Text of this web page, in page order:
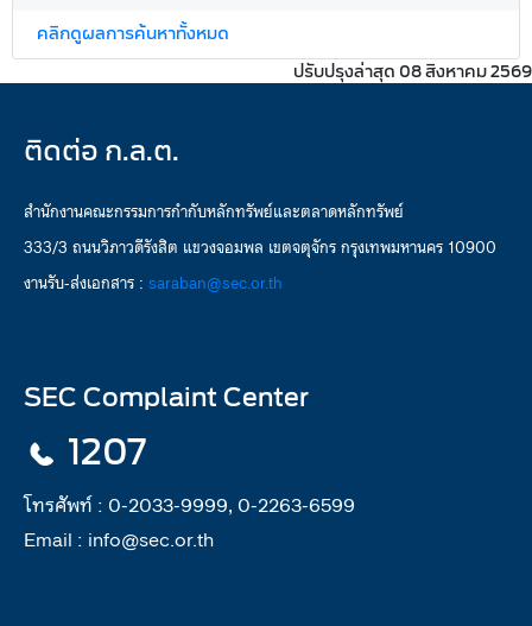
คลิกดูผลการค้นหาทั้งหมด
ปรับปรุงล่าสุด 08 สิงหาคม 2569
ติดต่อ ก.ล.ต.
สำนักงานคณะกรรมการกำกับหลักทรัพย์และตลาดหลักทรัพย์
333/3 ถนนวิภาวดีรังสิต แขวงจอมพล เขตจตุจักร กรุงเทพมหานคร 10900
งานรับ-ส่งเอกสาร : saraban@sec.or.th
SEC Complaint Center
1207
โทรศัพท์ : 0-2033-9999, 0-2263-6599
Email : info@sec.or.th